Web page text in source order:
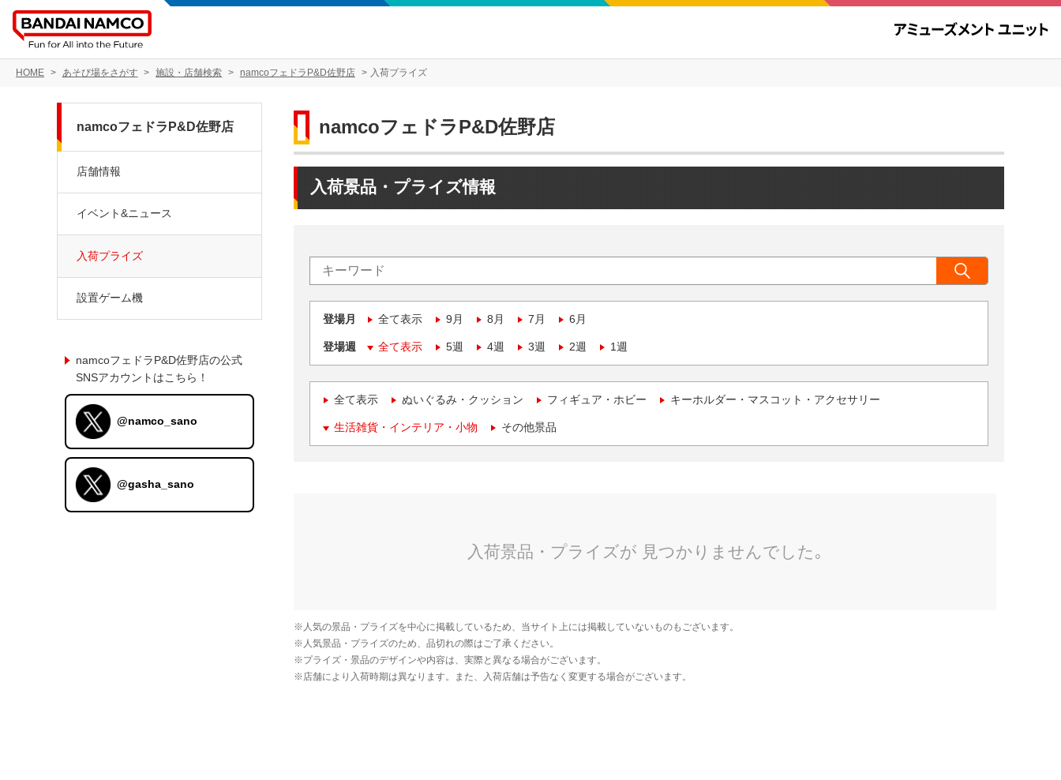
HOME あそび場をさがす 施設・店舗検索 namcoフェドラP&D佐野店 入荷プライズ
namcoフェドラP&D佐野店
入荷景品・プライズ情報
登場月 全て表示 9月 8月 7月 6月
登場週 全て表示 5週 4週 3週 2週 1週
全て表示 ぬいぐるみ・クッション フィギュア・ホビー キーホルダー・マスコット・アクセサリー
生活雑貨・インテリア・小物 その他景品
namcoフェドラP&D佐野店
店舗情報
イベント&ニュース
入荷プライズ
設置ゲーム機
namcoフェドラP&D佐野店の公式
SNSアカウントはこちら！
@namco_sano
@gasha_sano